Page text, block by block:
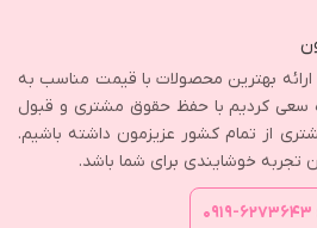
بهترین محصولات با قیمت مناسب به
سعی کردیم با حفظ حقوق مشتری و قبول
از تمام کشور عزیزمون داشته باشیم.
تجربه خوشایندی برای شما باشد.